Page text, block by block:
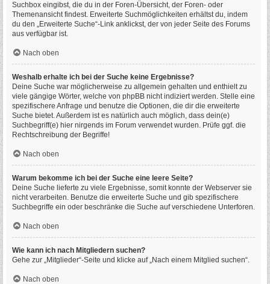
Suchbox eingibst, die du in der Foren-Übersicht, der Foren- oder
Themenansicht findest. Erweiterte Suchmöglichkeiten erhältst du, indem
du den „Erweiterte Suche“-Link anklickst, der von jeder Seite des Forums
aus verfügbar ist.
Nach oben
Weshalb erhalte ich bei der Suche keine Ergebnisse?
Deine Suche war möglicherweise zu allgemein gehalten und enthielt zu
viele gängige Wörter, welche von phpBB nicht indiziert werden. Stelle eine
spezifischere Anfrage und benutze die Optionen, die dir die erweiterte
Suche bietet. Außerdem ist es natürlich auch möglich, dass dein(e)
Suchbegriff(e) hier nirgends im Forum verwendet wurden. Prüfe ggf. die
Rechtschreibung der Begriffe!
Nach oben
Warum bekomme ich bei der Suche eine leere Seite?
Deine Suche lieferte zu viele Ergebnisse, somit konnte der Webserver sie
nicht verarbeiten. Benutze die erweiterte Suche und gib spezifischere
Suchbegriffe ein oder beschränke die Suche auf verschiedene Unterforen.
Nach oben
Wie kann ich nach Mitgliedern suchen?
Gehe zur „Mitglieder“-Seite und klicke auf „Nach einem Mitglied suchen“.
Nach oben